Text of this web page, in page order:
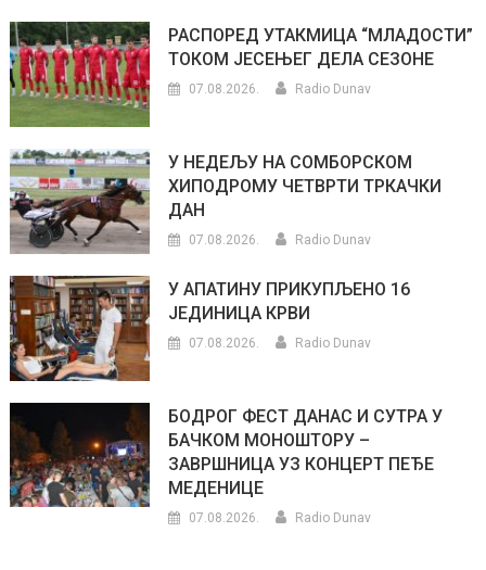
РАСПОРЕД УТАКМИЦА “МЛАДОСТИ”
ТОКОМ ЈЕСЕЊЕГ ДЕЛА СЕЗОНЕ
07.08.2026. Radio Dunav
У НЕДЕЉУ НА СОМБОРСКОМ
ХИПОДРОМУ ЧЕТВРТИ ТРКАЧКИ
ДАН
07.08.2026. Radio Dunav
У АПАТИНУ ПРИКУПЉЕНО 16
ЈЕДИНИЦА КРВИ
07.08.2026. Radio Dunav
БОДРОГ ФЕСТ ДАНАС И СУТРА У
БАЧКОМ МОНОШТОРУ –
ЗАВРШНИЦА УЗ КОНЦЕРТ ПЕЂЕ
МЕДЕНИЦЕ
07.08.2026. Radio Dunav